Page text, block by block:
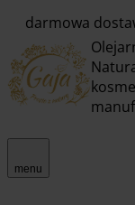
darmowa
menu